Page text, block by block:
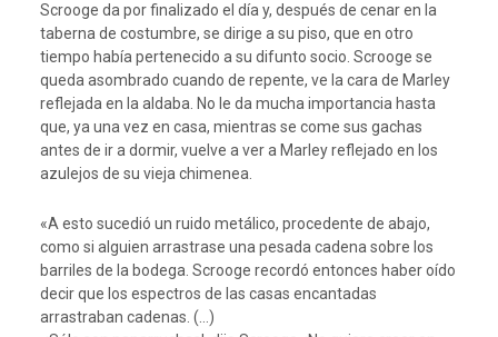
Scrooge da por finalizado el día y, después de cenar en la
taberna de costumbre, se dirige a su piso, que en otro
tiempo había pertenecido a su difunto socio. Scrooge se
queda asombrado cuando de repente, ve la cara de Marley
reflejada en la aldaba. No le da mucha importancia hasta
que, ya una vez en casa, mientras se come sus gachas
antes de ir a dormir, vuelve a ver a Marley reflejado en los
azulejos de su vieja chimenea.
«A esto sucedió un ruido metálico, procedente de abajo,
como si alguien arrastrase una pesada cadena sobre los
barriles de la bodega. Scrooge recordó entonces haber oído
decir que los espectros de las casas encantadas
arrastraban cadenas. (…)